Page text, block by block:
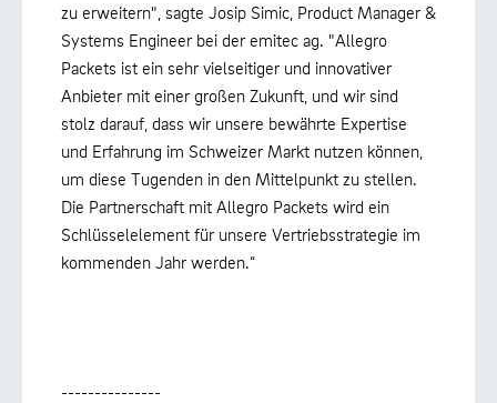
zu erweitern", sagte Josip Simic, Product Manager &
Systems Engineer bei der emitec ag. "Allegro
Packets ist ein sehr vielseitiger und innovativer
Anbieter mit einer großen Zukunft, und wir sind
stolz darauf, dass wir unsere bewährte Expertise
und Erfahrung im Schweizer Markt nutzen können,
um diese Tugenden in den Mittelpunkt zu stellen.
Die Partnerschaft mit Allegro Packets wird ein
Schlüsselelement für unsere Vertriebsstrategie im
kommenden Jahr werden.“
---------------